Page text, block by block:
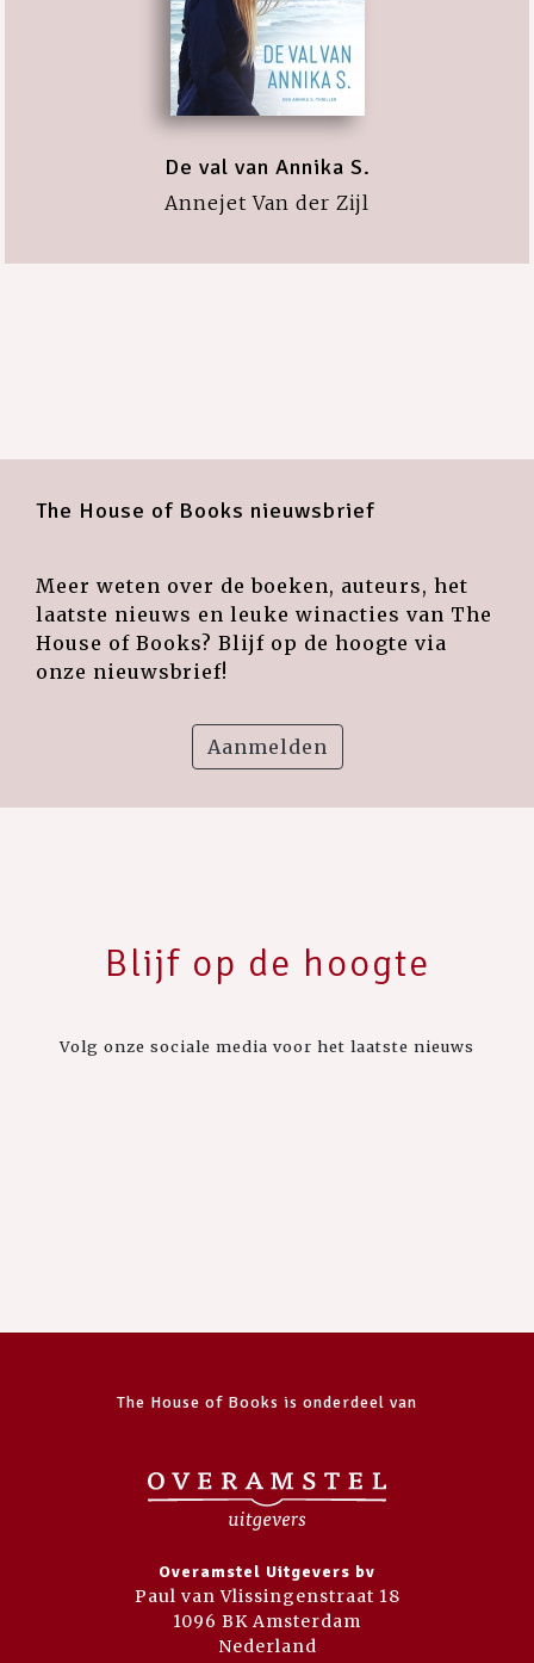
De val van Annika S.
Annejet Van der Zijl
The House of Books nieuwsbrief
Meer weten over de boeken, auteurs, het
laatste nieuws en leuke winacties van The
House of Books? Blijf op de hoogte via
onze nieuwsbrief!
Aanmelden
Blijf op de hoogte
Volg onze sociale media voor het laatste nieuws
The House of Books is onderdeel van
Overamstel Uitgevers bv
Paul van Vlissingenstraat 18
1096 BK Amsterdam
Nederland